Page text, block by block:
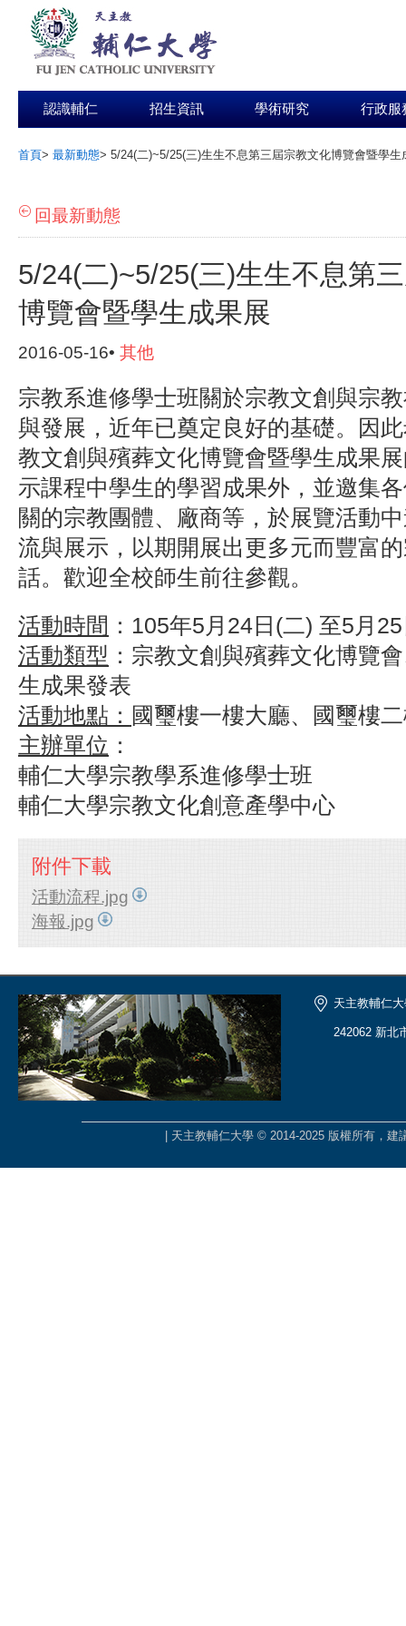
認識輔仁 招生資訊 學術研究 行政服
首頁> 最新動態> 5/24(二)~5/25(三)生生不息第三屆宗教文化博覽會暨學生
回最新動態
5/24(二)~5/25(三)生生不息第
博覽會暨學生成果展
2016-05-16• 其他
宗教系進修學士班關於宗教文創與宗
與發展，近年已奠定良好的基礎。因
教文創與殯葬文化博覽會暨學生成果
示課程中學生的學習成果外，並邀集
關的宗教團體、廠商等，於展覽活動
流與展示，以期開展出更多元而豐富
話。歡迎全校師生前往參觀。
活動時間 ： 105年5月24日(二) 至5月
活動類型 ： 宗教文創與殯葬文化博覽
生成果發表
活動地點： 國璽樓一樓大廳、國璽樓
主辦單位 ：
輔仁大學宗教學系進修學士班
輔仁大學宗教文化創意產學中心
附件下載
活動流程.jpg
海報.jpg
天主教輔仁
242062 新北
| 天主教輔仁大學 © 2014-2025 版權所有，